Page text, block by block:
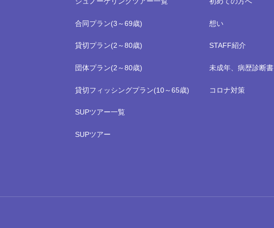
合同プラン(3～69歳)
貸切プラン(2～80歳)
団体プラン(2～80歳)
貸切フィッシングプラン(10～65歳)
SUPツアー一覧
SUPツアー
想い
STAFF紹介
未成年、病歴診断書
コロナ対策